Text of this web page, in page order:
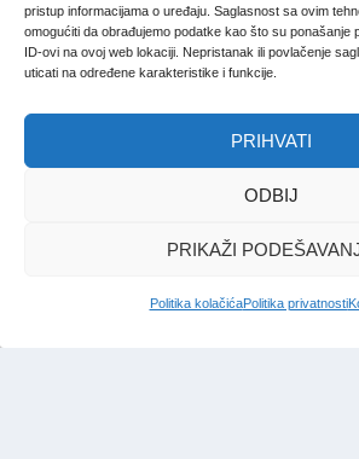
pristup informacijama o uređaju. Saglasnost sa ovim
omogućiti da obrađujemo podatke kao što su ponašanje
ID-ovi na ovoj web lokaciji. Nepristanak ili povlačenje
uticati na određene karakteristike i funkcije.
PRIHVATI
ODBIJ
PRIKAŽI
Politika kolačićaPolitika privatnosti